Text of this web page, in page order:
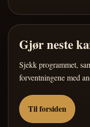
Gjør neste
Sjekk programmet,
forventningene med
Til forsiden